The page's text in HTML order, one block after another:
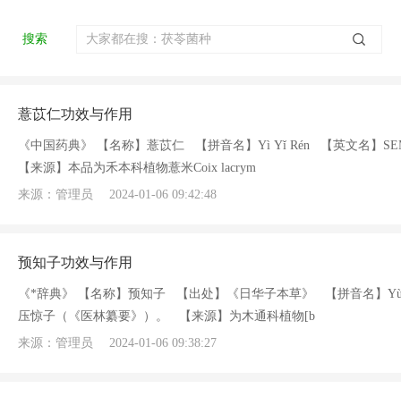
搜索
薏苡仁功效与作用
《中国药典》 【名称】薏苡仁 【拼音名】Yì Yǐ Rén 【英文名】
【来源】本品为禾本科植物薏米Coix lacrym
来源：管理员
2024-01-06 09:42:48
预知子功效与作用
《*辞典》 【名称】预知子 【出处】《日华子本草》 【拼音名】
压惊子（《医林纂要》）。 【来源】为木通科植物[b
来源：管理员
2024-01-06 09:38:27